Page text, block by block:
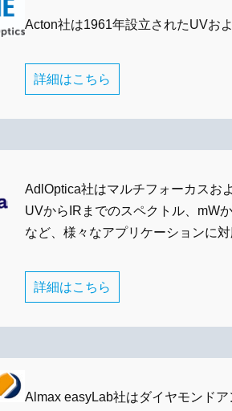
Acton社は1961年設立されたUVお
詳細はこちら
AdlOptica社はマルチフォーカスお
UVからIRまでのスペクトル、mW
など、様々なアプリケーションに対
詳細はこちら
Almax easyLab社はダイヤモンド